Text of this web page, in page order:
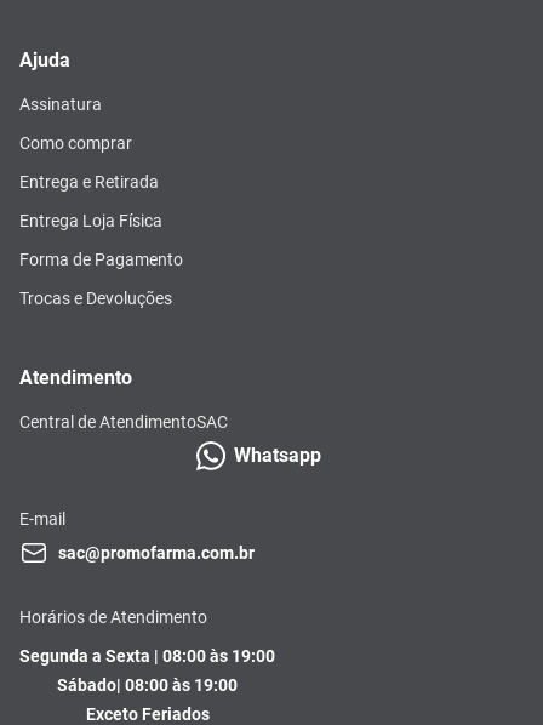
Ajuda
Assinatura
Como comprar
Entrega e Retirada
Entrega Loja Física
Forma de Pagamento
Trocas e Devoluções
Atendimento
Central de AtendimentoSAC
Whatsapp
E-mail
sac@promofarma.com.br
Horários de Atendimento
Segunda a Sexta | 08:00 às 19:00
Sábado| 08:00 às 19:00
Exceto Feriados